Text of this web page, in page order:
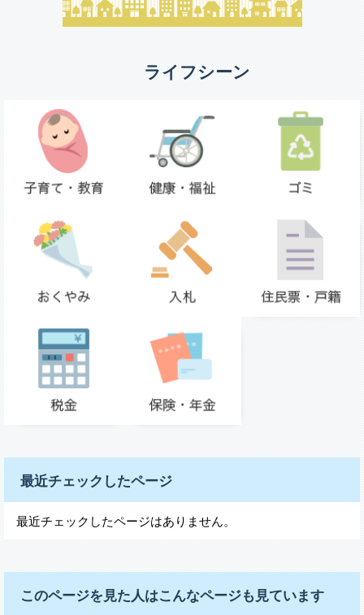
ライフシーン
最近チェックしたページ
最近チェックしたページはありません。
このページを見た人はこんなページも見ています